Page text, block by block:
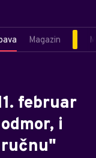
Magazin
februar
i